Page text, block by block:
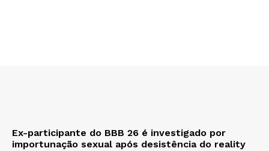
Ex-participante do BBB 26 é investigado por
importunação sexual após desistência do reality